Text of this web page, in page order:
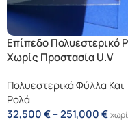
Επίπεδο Πολυεστερικό
Χωρίς Προστασία U.V
Πολυεστερικά Φύλλα Και
Ρολά
32,500€–251,000€